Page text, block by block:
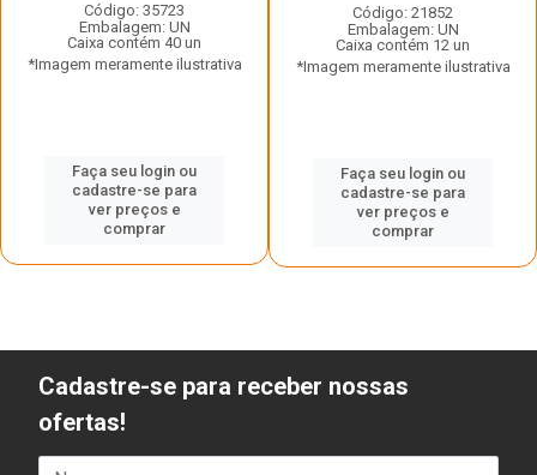
Código: 35723
Embalagem: UN
Caixa contém 40 un
*Imagem meramente ilustrativa
Faça seu login ou
cadastre-se para
ver preços e
comprar
Código: 21852
Embalagem: UN
Caixa contém 12 un
*Imagem meramente ilustrativa
Faça seu login ou
cadastre-se para
ver preços e
comprar
Cadastre-se para receber nossas
ofertas!